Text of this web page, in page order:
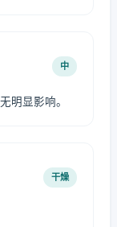
中
明显影响。
干燥